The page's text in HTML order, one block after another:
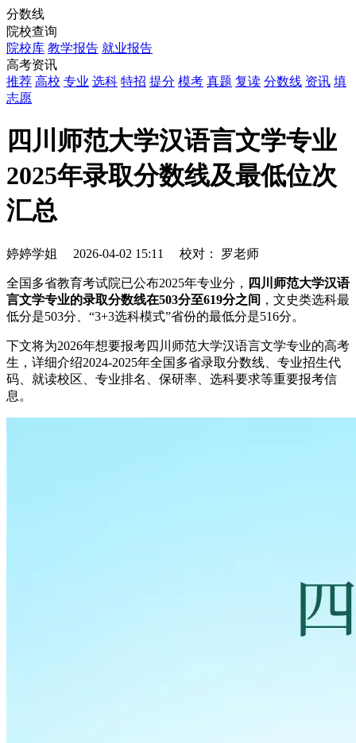
分数线
院校查询
院校库 教学报告 就业报告
高考资讯
推荐 高校 专业 选科 特招 提分 模考 真题 复读 分数线 资讯 填
志愿
四川师范大学汉语言文学专业
2025年录取分数线及最低位次
汇总
婷婷学姐 2026-04-02 15:11 校对： 罗老师
全国多省教育考试院已公布2025年专业分， 四川师范大学汉语
言文学专业的录取分数线在503分至619分之间 ，文史类选科最
低分是503分、“3+3选科模式”省份的最低分是516分。
下文将为2026年想要报考四川师范大学汉语言文学专业的高考
生，详细介绍2024-2025年全国多省录取分数线、专业招生代
码、就读校区、专业排名、保研率、选科要求等重要报考信
息。